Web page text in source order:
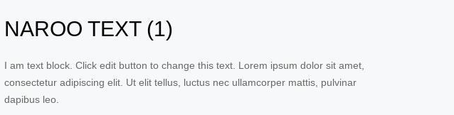
NAROO TEXT (1)
I am text block. Click edit button to change this text. Lorem ipsum dolor sit amet,
consectetur adipiscing elit. Ut elit tellus, luctus nec ullamcorper mattis, pulvinar
dapibus leo.